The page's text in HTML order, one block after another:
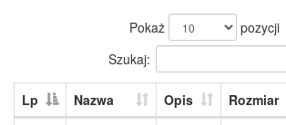
Pokaż
pozycji
Szukaj:
Lp Nazwa Opis Rozmiar